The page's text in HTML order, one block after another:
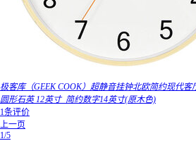
极客库（GEEK COOK）超静音挂钟北欧简约现代
圆形石英 12英寸_简约数字14英寸(原木色)
1条评价
上一页
1/5